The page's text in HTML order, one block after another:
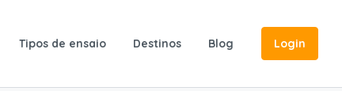
Tipos de ensaio Destinos Blog Login